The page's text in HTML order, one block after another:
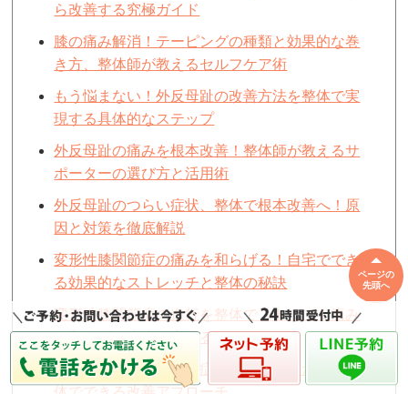
ら改善する究極ガイド
膝の痛み解消！テーピングの種類と効果的な巻
き方、整体師が教えるセルフケア術
もう悩まない！外反母趾の改善方法を整体で実
現する具体的なステップ
外反母趾の痛みを根本改善！整体師が教えるサ
ポーターの選び方と活用術
外反母趾のつらい症状、整体で根本改善へ！原
因と対策を徹底解説
変形性膝関節症の痛みを和らげる！自宅ででき
る効果的なストレッチと整体の秘訣
変形性膝関節症の進行を整体でストップ！痛み
を和らげ、未来を変える
変形性膝関節症の辛い症状に悩むあなたへ。整
ページの
先頭へ